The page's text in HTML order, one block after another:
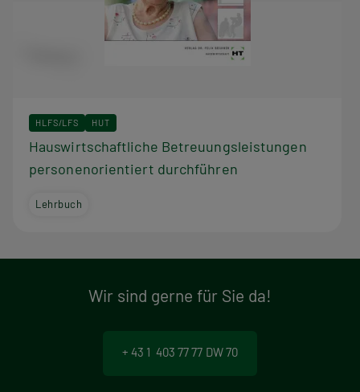
HLFS/LFS HUT
Hauswirtschaftliche Betreuungsleistungen
personenorientiert durchführen
Lehrbuch
Wir sind gerne für Sie da!
+ 43 1 403 77 77 DW 70